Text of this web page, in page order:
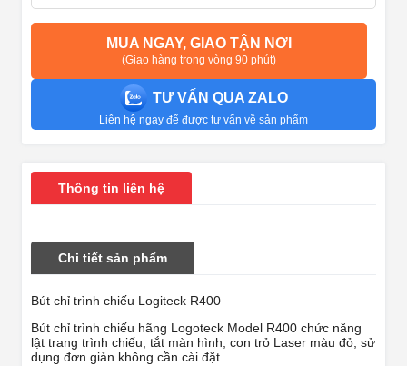
MUA NGAY, GIAO TẬN NƠI
(Giao hàng trong vòng 90 phút)
TƯ VẤN QUA ZALO
Liên hệ ngay để được tư vấn về sản phẩm
Thông tin liên hệ
Chi tiết sản phẩm
Bút chỉ trình chiếu Logiteck R400
Bút chỉ trình chiếu hãng Logoteck Model R400 chức năng
lật trang trình chiếu, tắt màn hình, con trỏ Laser màu đỏ, sử
dụng đơn giản không cần cài đặt.